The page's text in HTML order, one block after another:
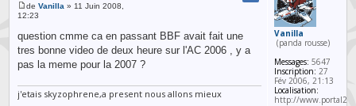
deVanilla » 11 Juin 2008,
12:23
question cmme ca en passant BBF avait fait une
tres bonne video de deux heure sur l'AC 2006 , y a
pas la meme pour la 2007 ?
j'etais skyzophrene,a present nous allons mieux
Vanilla
(panda rousse)
Messages: 5647
Inscription: 27
Fév 2006, 21:13
Localisation:
http://